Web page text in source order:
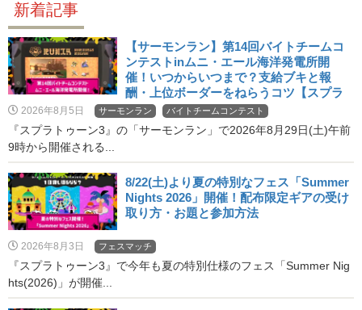
新着記事
【サーモンラン】第14回バイトチームコ
ンテストinムニ・エール海洋発電所開
催！いつからいつまで？支給ブキと報
酬・上位ボーダーをねらうコツ【スプラ
3・バチコン】
2026年8月5日 サーモンラン バイトチームコンテスト
『スプラトゥーン3』の「サーモンラン」で2026年8月29日(土)午前
9時から開催される...
8/22(土)より夏の特別なフェス「Summer
Nights 2026」開催！配布限定ギアの受け
取り方・お題と参加方法
2026年8月3日 フェスマッチ
『スプラトゥーン3』で今年も夏の特別仕様のフェス「Summer Nig
hts(2026)」が開催...